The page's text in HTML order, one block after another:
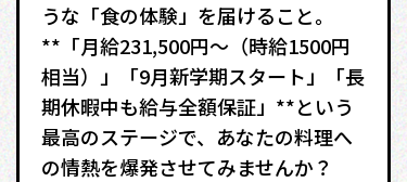
うな「食の体験」を届けること。
**「月給231,500円〜（時給1500円
相当）」「9月新学期スタート」「長
期休暇中も給与全額保証」**という
最高のステージで、あなたの料理へ
の情熱を爆発させてみませんか？